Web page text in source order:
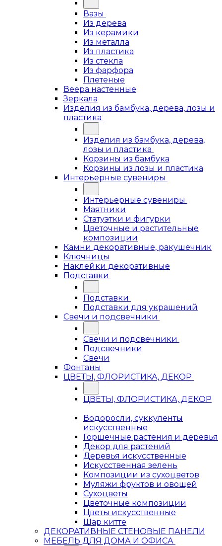
Вазы
Из дерева
Из керамики
Из металла
Из пластика
Из стекла
Из фарфора
Плетеные
Веера настенные
Зеркала
Изделия из бамбука, дерева, лозы и
пластика
Изделия из бамбука, дерева,
лозы и пластика
Корзины из бамбука
Корзины из лозы и пластика
Интерьерные сувениры
Интерьерные сувениры
Маятники
Статуэтки и фигурки
Цветочные и растительные
композиции
Камни декоративные, ракушечник
Ключницы
Наклейки декоративные
Подставки
Подставки
Подставки для украшений
Свечи и подсвечники
Свечи и подсвечники
Подсвечники
Свечи
Фонтаны
ЦВЕТЫ, ФЛОРИСТИКА, ДЕКОР
ЦВЕТЫ, ФЛОРИСТИКА, ДЕКОР
Водоросли, суккуленты
искусственные
Горшечные растения и деревья
Декор для растений
Деревья искусственные
Искусственная зелень
Композиции из сухоцветов
Муляжи фруктов и овощей
Сухоцветы
Цветочные композиции
Цветы искусственные
Шар китте
ДЕКОРАТИВНЫЕ СТЕНОВЫЕ ПАНЕЛИ
МЕБЕЛЬ ДЛЯ ДОМА И ОФИСА